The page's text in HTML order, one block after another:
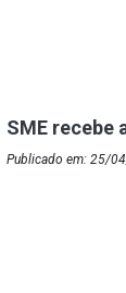
SME recebe
Publicado em: 25/